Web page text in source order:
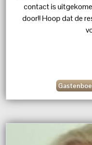
contact is
door!! Hoop dat de